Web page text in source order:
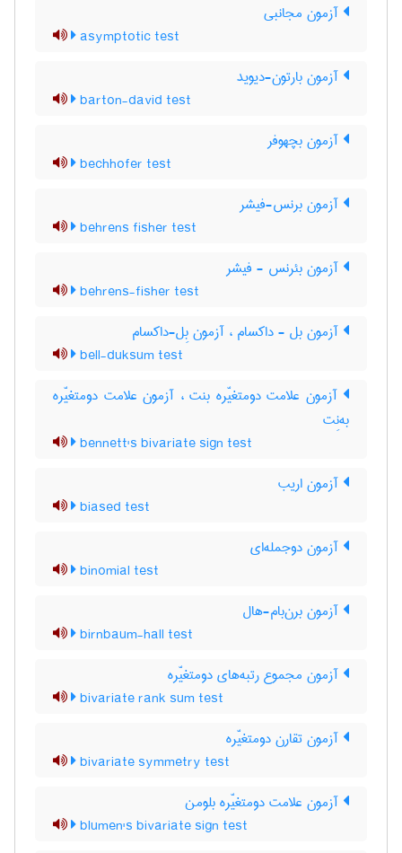
آزمون مجانبی
asymptotic test
آزمون بارتون-دیوید
barton-david test
آزمون بچهوفر
bechhofer test
آزمون برنس-فیشر
behrens fisher test
آزمون بئرنس - فیشر
behrens-fisher test
آزمون بل - داکسام ، آزمون بِل-داکسام
bell-duksum test
آزمون علامت دومتغیّره بنت ، آزمون علامت دومتغیّره
به‌نِت
bennett's bivariate sign test
آزمون اریب
biased test
آزمون دوجمله‌ای
binomial test
آزمون برن‌بام-هال
birnbaum-hall test
آزمون مجموع رتبه‌های دومتغیّره
bivariate rank sum test
آزمون تقارن دومتغیّره
bivariate symmetry test
آزمون علامت دومتغیّره بلومن
blumen's bivariate sign test